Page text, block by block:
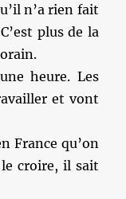
n’a rien fait
plus de la
heure. Les
et vont
France qu’on
croire, il sait